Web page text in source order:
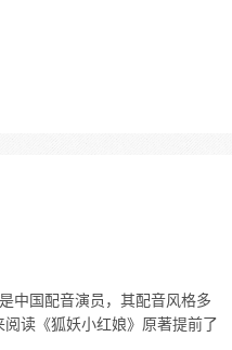
中国配音演员，其配音风格多
读《狐妖小红娘》原著提前了